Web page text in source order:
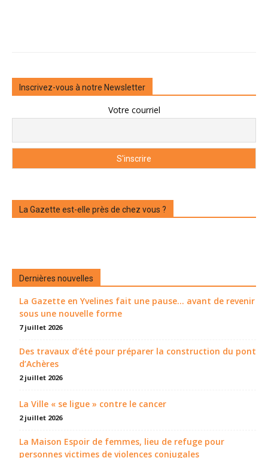
Inscrivez-vous à notre Newsletter
Votre courriel
La Gazette est-elle près de chez vous ?
Dernières nouvelles
La Gazette en Yvelines fait une pause... avant de revenir
sous une nouvelle forme
7 juillet 2026
Des travaux d’été pour préparer la construction du pont
d’Achères
2 juillet 2026
La Ville « se ligue » contre le cancer
2 juillet 2026
La Maison Espoir de femmes, lieu de refuge pour
personnes victimes de violences conjugales